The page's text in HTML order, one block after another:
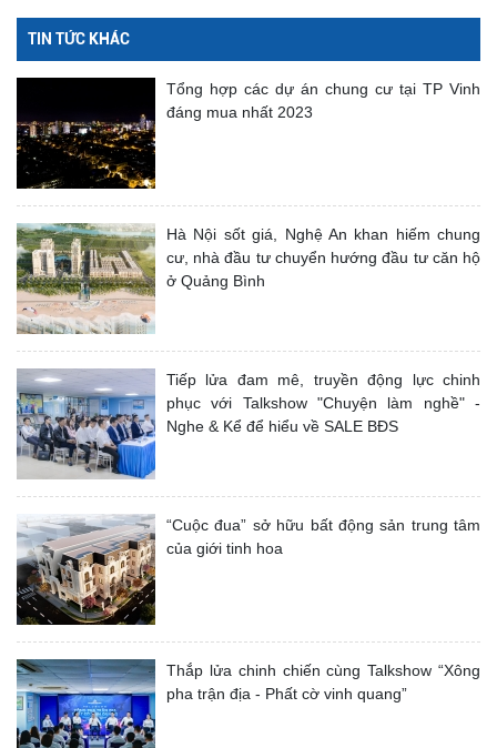
TIN TỨC KHÁC
Tổng hợp các dự án chung cư tại TP Vinh
đáng mua nhất 2023
Hà Nội sốt giá, Nghệ An khan hiếm chung
cư, nhà đầu tư chuyển hướng đầu tư căn hộ
ở Quảng Bình
Tiếp lửa đam mê, truyền động lực chinh
phục với Talkshow "Chuyện làm nghề" -
Nghe & Kể để hiểu về SALE BĐS
“Cuộc đua” sở hữu bất động sản trung tâm
của giới tinh hoa
Thắp lửa chinh chiến cùng Talkshow “Xông
pha trận địa - Phất cờ vinh quang”